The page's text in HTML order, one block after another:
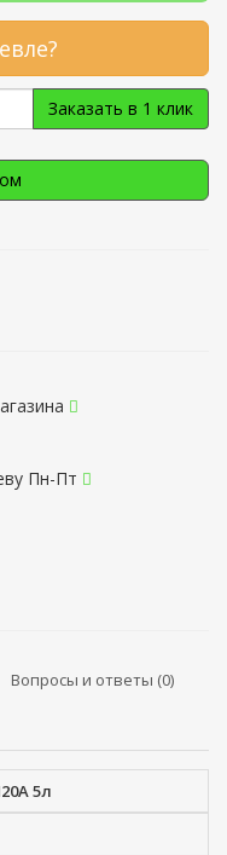
Заказать в 1 клик
Пн-Пт
Вопросы и ответы (0)
5л